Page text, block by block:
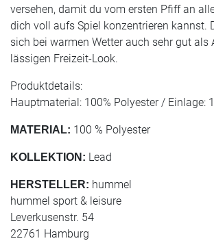
versehen, damit du vom ersten Pfiff an
dich voll aufs Spiel konzentrieren kannst.
sich bei warmen Wetter auch sehr gut als
lässigen Freizeit-Look.
Produktdetails:
Hauptmaterial: 100% Polyester / Einlage:
MATERIAL: 100 % Polyester
KOLLEKTION: Lead
HERSTELLER: hummel
hummel sport & leisure
Leverkusenstr. 54
22761 Hamburg